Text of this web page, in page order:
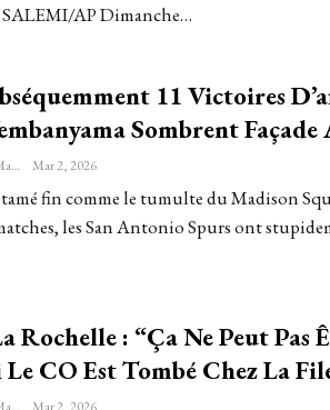
AP Dimanche…
11 Victoires
Sombrent
Sébastien-Étienne Marechal Mar 2, 2026
fin comme le tumulte du Madison
les San Antonio Spurs ont
Rochelle : “Ça Ne Peut Pas
CO Est Tombé Chez La
Sébastien-Étienne Marechal Mar 2, 2026